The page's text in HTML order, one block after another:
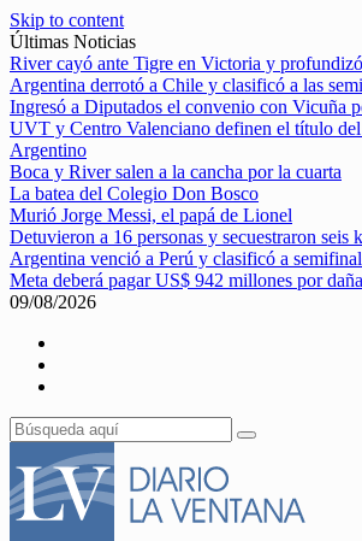
Skip to content
Últimas Noticias
River cayó ante Tigre en Victoria y
Argentina derrotó a Chile y clasificó a las
Ingresó a Diputados el convenio con Vicuña
UVT y Centro Valenciano definen el título
Argentino
Boca y River salen a la cancha por la cuarta
La batea del Colegio Don Bosco
Murió Jorge Messi, el papá de Lionel
Detuvieron a 16 personas y secuestraron seis
Argentina venció a Perú y clasificó a
Meta deberá pagar US$ 942 millones por
09/08/2026